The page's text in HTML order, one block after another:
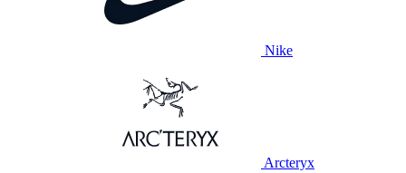
Nike
Arcteryx